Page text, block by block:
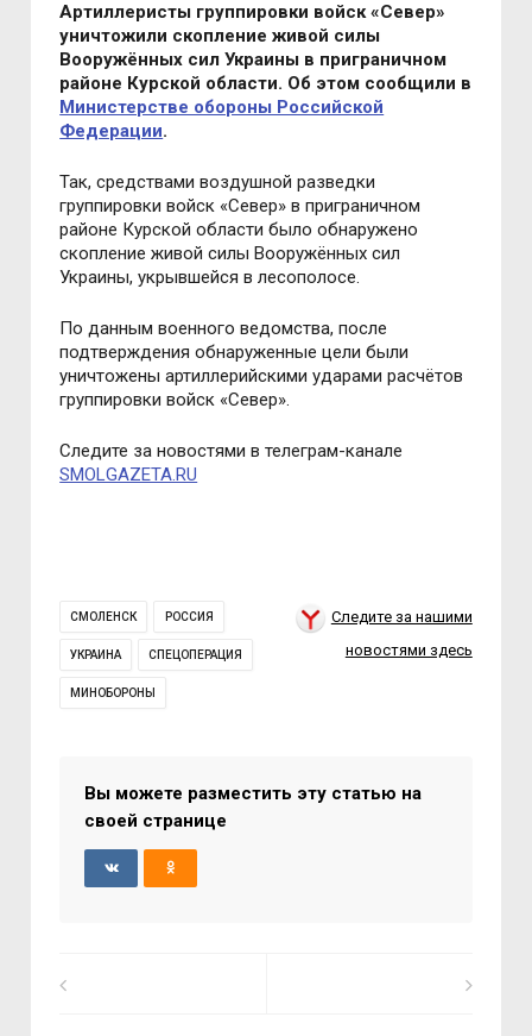
Артиллеристы группировки войск «Север»
уничтожили скопление живой силы
Вооружённых сил Украины в приграничном
районе Курской области. Об этом сообщили в
Министерстве обороны Российской
Федерации.
Так, средствами воздушной разведки
группировки войск «Север» в приграничном
районе Курской области было обнаружено
скопление живой силы Вооружённых сил
Украины, укрывшейся в лесополосе.
По данным военного ведомства, после
подтверждения обнаруженные цели были
уничтожены артиллерийскими ударами расчётов
группировки войск «Север».
Следите за новостями в телеграм-канале
SMOLGAZETA.RU
СМОЛЕНСК РОССИЯ
УКРАИНА СПЕЦОПЕРАЦИЯ
МИНОБОРОНЫ
Следите за нашими
новостями здесь
Вы можете разместить эту статью на
своей странице